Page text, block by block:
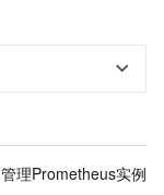
管理Prometheus实例